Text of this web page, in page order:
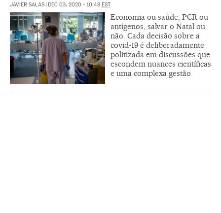
JAVIER SALAS | DEC 03, 2020 - 10:48 EST
Economia ou saúde, PCR ou
antígenos, salvar o Natal ou
não. Cada decisão sobre a
covid-19 é deliberadamente
politizada em discussões que
escondem nuances científicas
e uma complexa gestão